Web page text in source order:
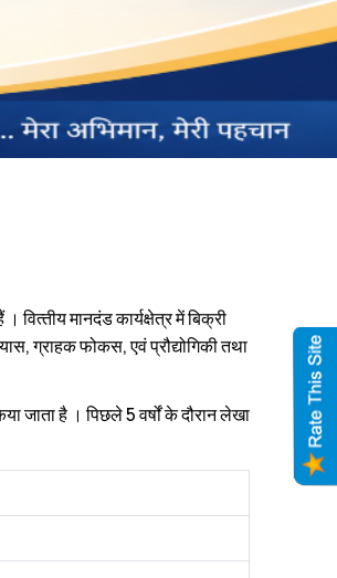
वित्‍तीय मानदंड कार्यक्षेत्र में बिक्री
ग्राहक फोकस, एवं प्रौद्योगिकी तथा
जाता है । पिछले 5 वर्षों के दौरान लेखा